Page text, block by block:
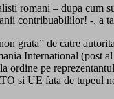
romani – dupa
contribuabililor! -, a
grata” de catre
International
ordine pe
si UE fata de